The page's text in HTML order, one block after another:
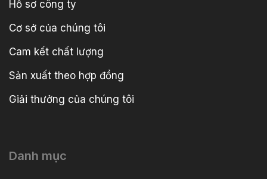
Hồ sơ công ty
Cơ sở của chúng tôi
Cam kết chất lượng
Sản xuất theo hợp đồng
Giải thưởng của chúng tôi
Danh mục